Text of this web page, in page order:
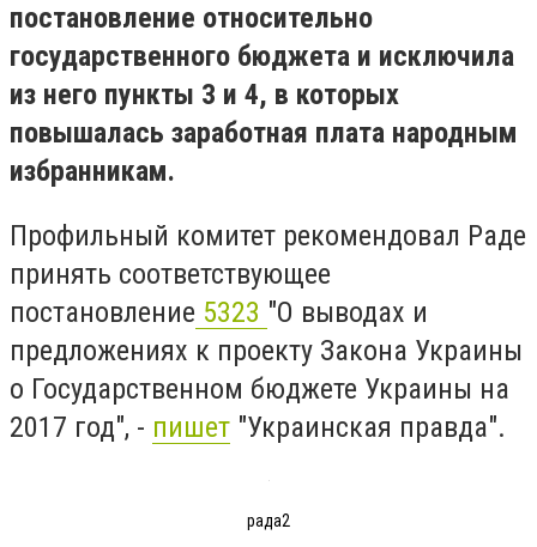
постановление относительно
государственного бюджета и исключила
из него пункты 3 и 4, в которых
повышалась заработная плата народным
избранникам.
Профильный комитет рекомендовал Раде
принять соответствующее
постановление 5323 "О выводах и
предложениях к проекту Закона Украины
о Государственном бюджете Украины на
2017 год", - пишет "Украинская правда".
рада2